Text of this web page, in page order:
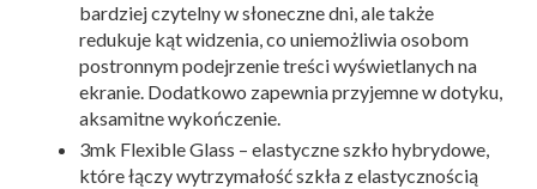
bardziej czytelny w słoneczne dni, ale także
redukuje kąt widzenia, co uniemożliwia osobom
postronnym podejrzenie treści wyświetlanych na
ekranie. Dodatkowo zapewnia przyjemne w dotyku,
aksamitne wykończenie.
3mk Flexible Glass – elastyczne szkło hybrydowe,
które łączy wytrzymałość szkła z elastycznością